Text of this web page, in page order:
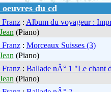
du cd
: Album du voyageur :
(Piano)
: Morceaux Suisses (3)
(Piano)
: Ballade nÂ° 1 "Le chant
(Piano)